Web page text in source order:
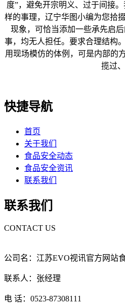
度”，避免开宗明义、过于间接
样的事理，辽宁华图小编为您拾
现象，可恰当添加一些承先启
事，均无人担任。要求合理结构
用现场模仿的体例，可是内部的
揽过
快捷导航
首页
关于我们
食品安全动态
食品安全资讯
联系我们
联系我们
CONTACT US
公司名：江苏EVO视讯官方网站
联系人：张经理
电 话：0523-87308111